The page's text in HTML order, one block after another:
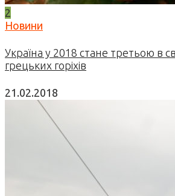
2
Новини
Україна у 2018 стане третьою в
грецьких горіхів
21.02.2018